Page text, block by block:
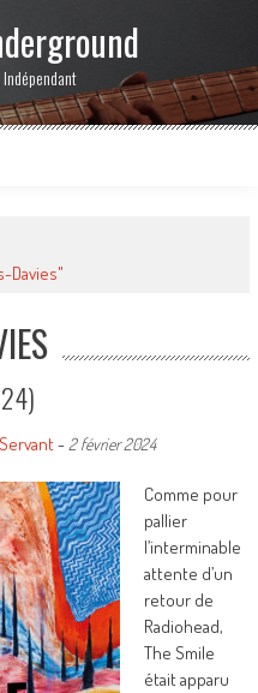
Davies"
- 2 février 2024
Comme pour
pallier
l’interminable
attente d’un
retour de
Radiohead,
The Smile
était apparu